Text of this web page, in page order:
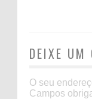
DEIXE UM
O seu
Campos